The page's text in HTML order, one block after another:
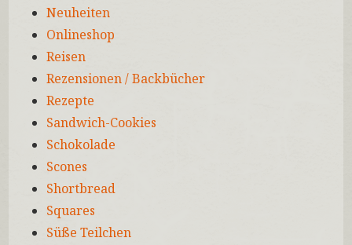
Neuheiten
Onlineshop
Reisen
Rezensionen / Backbücher
Rezepte
Sandwich-Cookies
Schokolade
Scones
Shortbread
Squares
Süße Teilchen